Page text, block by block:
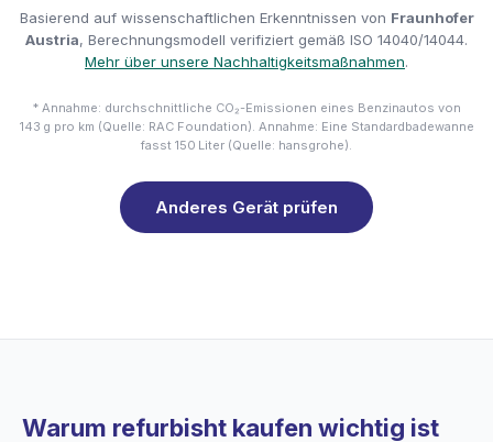
Basierend auf wissenschaftlichen Erkenntnissen von Fraunhofer
Austria, Berechnungsmodell verifiziert gemäß ISO 14040/14044.
Mehr über unsere Nachhaltigkeitsmaßnahmen.
* Annahme: durchschnittliche CO₂-Emissionen eines Benzinautos von
143 g pro km (Quelle: RAC Foundation). Annahme: Eine Standardbadewanne
fasst 150 Liter (Quelle: hansgrohe).
Anderes Gerät prüfen
Warum refurbisht kaufen wichtig ist